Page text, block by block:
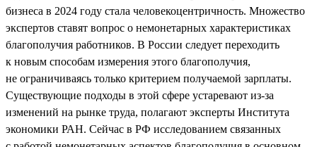
бизнеса в 2024 году стала человекоцентричность. Множество
экспертов ставят вопрос о немонетарных характеристиках
благополучия работников. В России следует переходить
к новым способам измерения этого благополучия,
не ограничиваясь только критерием получаемой зарплаты.
Существующие подходы в этой сфере устаревают из-за
изменений на рынке труда, полагают эксперты Института
экономики РАН. Сейчас в РФ исследованием связанных